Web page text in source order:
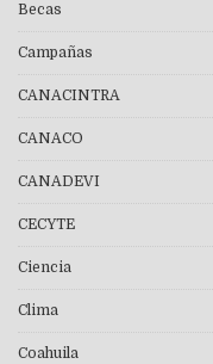
Becas
Campañas
CANACINTRA
CANACO
CANADEVI
CECYTE
Ciencia
Clima
Coahuila